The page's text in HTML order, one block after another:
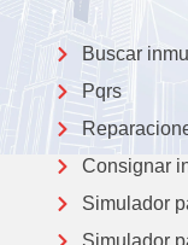
Buscar
Pqrs
Consignar
Simulador